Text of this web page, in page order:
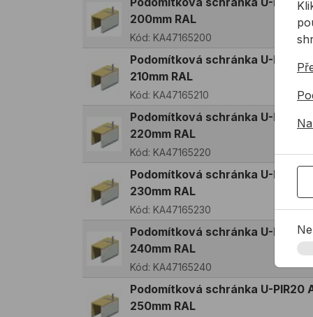
200mm RAL
Kód: KA47165200
Podomítková schránka U-PIR20
210mm RAL
Kód: KA47165210
Podomítková schránka U-PIR20
220mm RAL
Kód: KA47165220
Podomítková schránka U-PIR20
230mm RAL
Kód: KA47165230
Podomítková schránka U-PIR20
240mm RAL
Kód: KA47165240
Podomítková schránka U-PIR20
250mm RAL